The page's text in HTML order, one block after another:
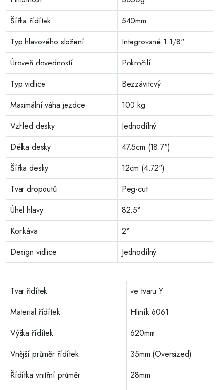
Šířka řídítek
540mm
Typ hlavového složení
Integrované 1 1/8"
Úroveň dovedností
Pokročilí
Typ vidlice
Bezzávitový
Maximální váha jezdce
100 kg
Vzhled desky
Jednodílný
Délka desky
47.5cm (18.7")
Šířka desky
12cm (4.72")
Tvar dropoutů
Peg-cut
Úhel hlavy
82.5°
Konkáva
2°
Design vidlice
Jednodílný
Tvar řidítek
ve tvaru Y
Material řídítek
Hliník 6061
Výška řídítek
620mm
Vnější průměr řídítek
35mm (Oversized)
Řídítka vnitřní průměr
28mm